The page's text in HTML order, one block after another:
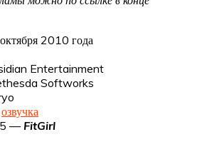
2010 года
Entertainment
Softworks
озвучка
— FitGirl